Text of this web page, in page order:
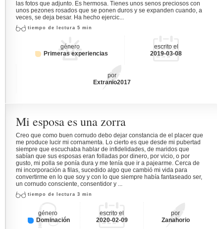
las fotos que adjunto. Es hermosa. Tienes unos senos preciosos con
unos pezones rosados que se ponen duros y se expanden cuando, a
veces, se deja besar. Ha hecho ejercic...
tiempo de lectura 5 min
género
Primeras experiencias
escrito el
2019-03-08
por
Extranio2017
Mi esposa es una zorra
Creo que como buen cornudo debo dejar constancia de el placer que
me produce lucir mi cornamenta. Lo cierto es que desde mi pubertad
siempre que escuchaba hablar de infidelidades, de maridos que
sabían que sus esposas eran folladas por dinero, por vicio, o por
gusto, mi polla se ponía dura y me tenía que ir a pajearme. Cerca de
mi incorporación a filas, sucedido algo que cambió mi vida para
convertirme en lo que soy y con lo que siempre había fantaseado ser,
un cornudo consciente, consentidor y ...
tiempo de lectura 3 min
género
Dominación
escrito el
2020-02-09
por
Zanahorio